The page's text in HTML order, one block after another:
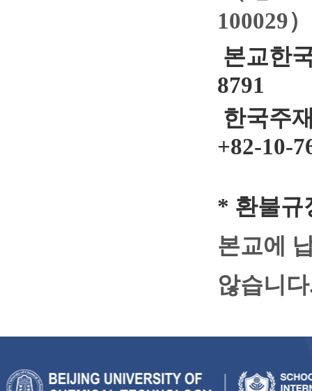
100029）
본교한
8791
한국주
+82-10-
* 환불규
본교에
않습니